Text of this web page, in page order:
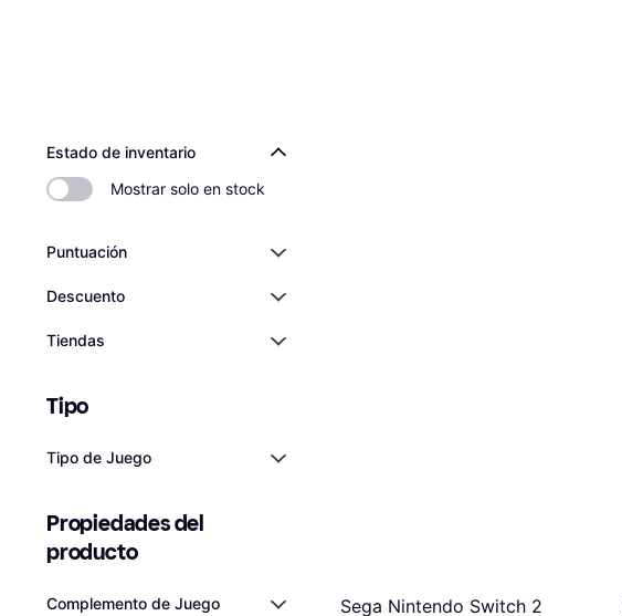
Estado de inventario
Mostrar solo en stock
Puntuación
Descuento
Tiendas
Tipo
Tipo de Juego
Propiedades del
producto
Complemento de Juego
Sega Nintendo Switch 2